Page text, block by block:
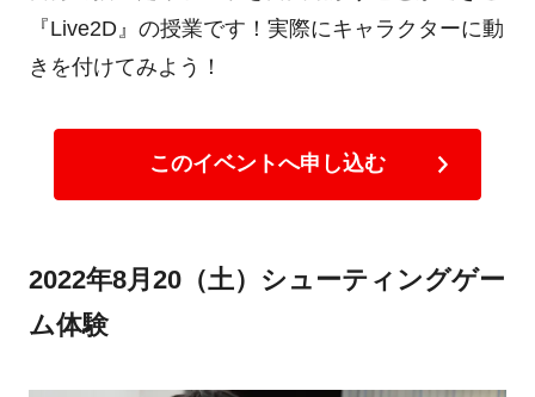
『Live2D』の授業です！実際にキャラクターに動
きを付けてみよう！
このイベントへ申し込む
2022年8月20（土）シューティングゲー
ム体験